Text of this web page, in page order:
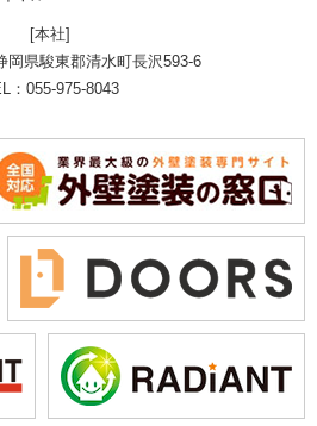
[本社]
県駿東郡清水町長沢593-6
：055-975-8043